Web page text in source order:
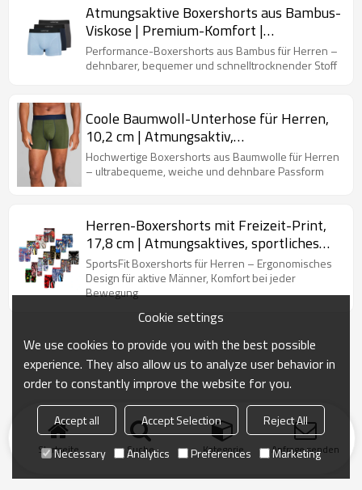
Atmungsaktive Boxershorts aus Bambus-
Viskose | Premium-Komfort |
Herrenunterwäsche für den Alltag
Performance-Boxershorts aus Bambus für Herren –
dehnbarer, bequemer und schnelltrocknender Stoff
Coole Baumwoll-Unterhose für Herren,
10,2 cm | Atmungsaktiv,
feuchtigkeitsableitend |
Herrenunterwäsche für die Reise
Hochwertige Boxershorts aus Baumwolle für Herren
– ultrabequeme, weiche und dehnbare Passform
Herren-Boxershorts mit Freizeit-Print,
17,8 cm | Atmungsaktives, sportliches
Tragegefühl | Herrenunterwäsche mit
hochwertigen Nähten
SportsFit Boxershorts für Herren – Ergonomisches
Design für aktive Männer, Komfort bei jeder
Bewegung
Startseite Suche Kategorie Anfrage senden
Cookie settings
We use cookies to provide you with the best possible
experience. They also allow us to analyze user behavior in
order to constantly improve the website for you.
Accept all Accept Selection
Reject All
Necessary
Analytics Preferences Marketing